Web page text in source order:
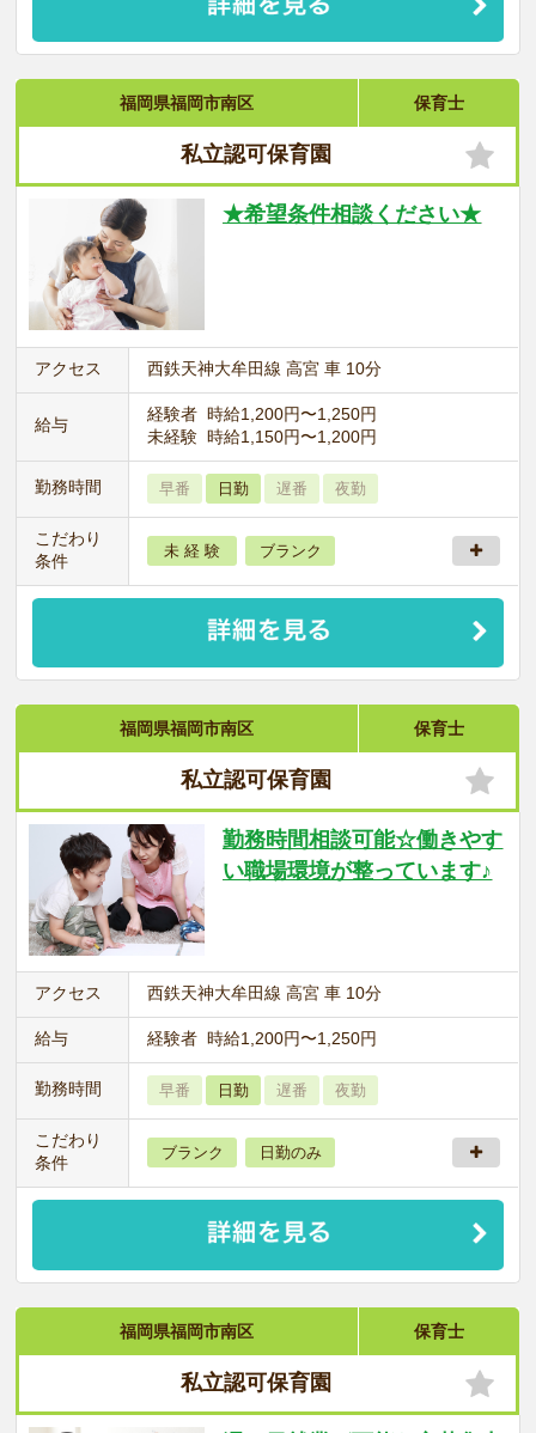
福岡県福岡市南区 保育士
私立認可保育園
★希望条件相談ください★
アクセス 西鉄天神大牟田線 高宮 車 10分
給与
経験者 時給1,200円〜1,250円
未経験 時給1,150円〜1,200円
勤務時間 早番 日勤 遅番 夜勤
こだわり
条件
未 経 験 ブランク
福岡県福岡市南区 保育士
私立認可保育園
勤務時間相談可能☆働きやす
い職場環境が整っています♪
アクセス 西鉄天神大牟田線 高宮 車 10分
給与 経験者 時給1,200円〜1,250円
勤務時間 早番 日勤 遅番 夜勤
こだわり
条件
ブランク 日勤のみ
福岡県福岡市南区 保育士
私立認可保育園